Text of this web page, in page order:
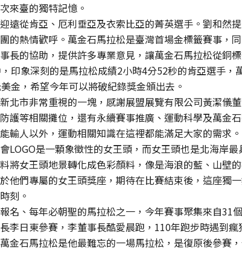
來臺的獨特記憶。
遠從肯亞、厄利垂亞及衣索比亞的菁英選手。劉和然
的熱情歡呼。萬金石馬拉松是臺灣首場金標籤賽事，
長的協助，提供許多專業意見，讓萬金石馬拉松從銅
印象深刻的是馬拉松成績2小時4分52秒的肯亞選手
金，希望今年可以將破紀錄獎金頒出去。
北市非常重視的一塊，感謝展盟展覽有限公司黃潔儀
護等相關攤位，還有永續賽事推廣、運動科學及萬金
輸人以外，運動相關知識在這裡都能滿足大家的需求。
LOGO是一顆象徵性的女王頭，而女王頭也是北海岸
將女王頭地景轉化成色彩顏料，像是海浪的藍、山壁
他們專屬的女王頭獎座，期待在比賽結束後，這座獨
刻。
名、每年必朝聖的馬拉松之一，今年賽事聚集來自
李日東參賽，李董事長酷愛晨跑，110年跑步時遇到
金石馬拉松是他最難忘的一場馬拉松，是復原後參賽